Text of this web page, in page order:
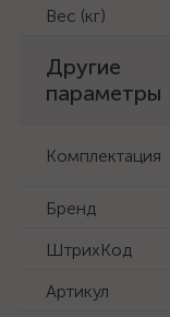
Вес (кг)
Другие
параметры
Комплектация
Бренд
ШтрихКод
Артикул